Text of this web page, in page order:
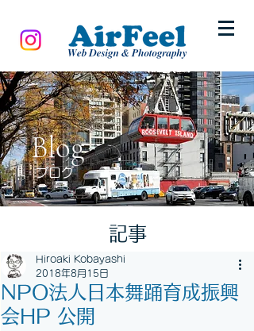
Blog
ブログ
記事
NPO法人日本舞踊育成振興
会HP 公開
Hiroaki Kobayashi
2018年8月15日